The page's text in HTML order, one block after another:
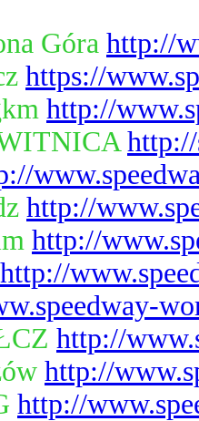
Góra http://
https://
http://
http://
http://
http://
http://
http://
http://